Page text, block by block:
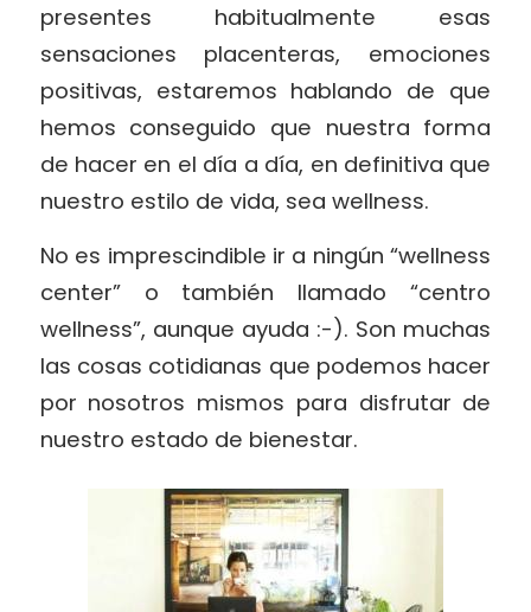
presentes habitualmente esas
sensaciones placenteras, emociones
positivas, estaremos hablando de que
hemos conseguido que nuestra forma
de hacer en el día a día, en definitiva que
nuestro estilo de vida, sea wellness.
No es imprescindible ir a ningún “wellness
center” o también llamado “centro
wellness”, aunque ayuda :-). Son muchas
las cosas cotidianas que podemos hacer
por nosotros mismos para disfrutar de
nuestro estado de bienestar.